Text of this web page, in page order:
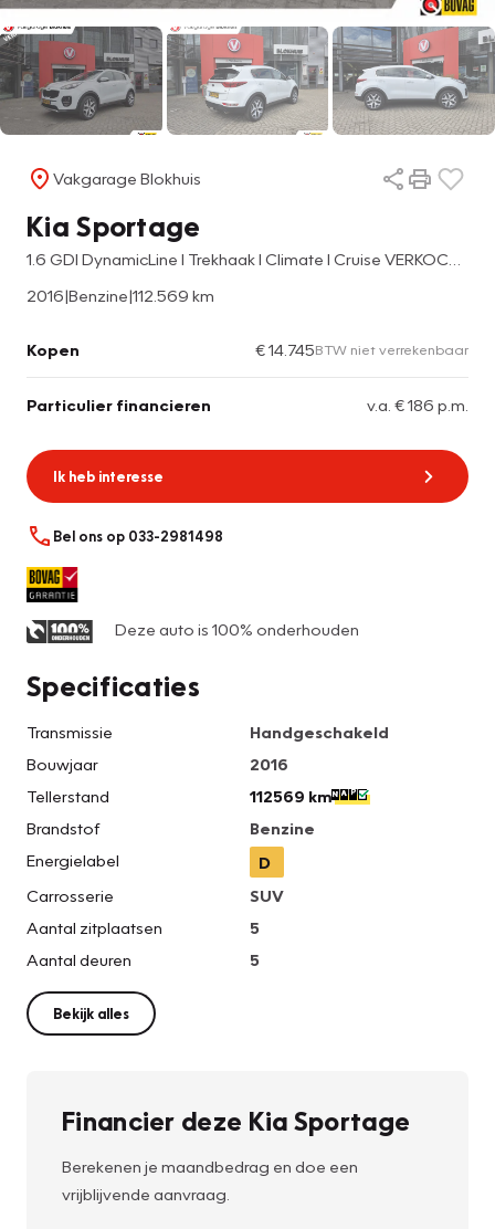
Vakgarage Blokhuis
Kia Sportage
2016|Benzine|112.569 km
Kopen € 14.745BTW niet verrekenbaar
Particulier financieren v.a. € 186 p.m.
Ik heb interesse
Bel ons op 033-2981498
Deze auto is 100% onderhouden
Specificaties
Transmissie
Handgeschakeld
Bouwjaar
2016
Tellerstand
112569 km
Brandstof
Benzine
Energielabel
D
Carrosserie
SUV
Aantal zitplaatsen
5
Aantal deuren
5
Bekijk alles
Financier deze Kia Sportage
Berekenen je maandbedrag en doe een
vrijblijvende aanvraag.